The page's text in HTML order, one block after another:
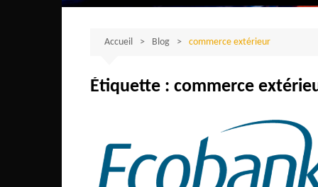
Transport routier
Algérie
Bénin
Bostwana
Accueil Blog commerce extérieur
Étiquette : commerce